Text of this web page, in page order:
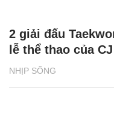
NHỊP SỐNG
2 giải đấu
lễ thể thao của